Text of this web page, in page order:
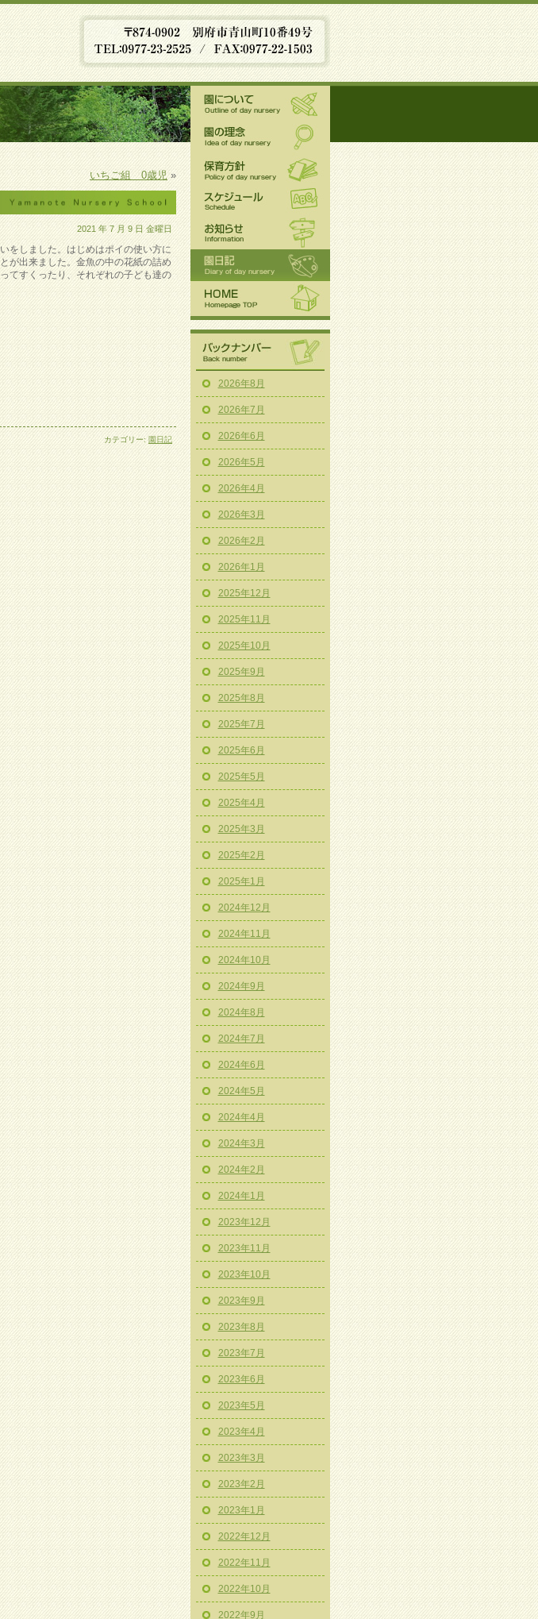
いちご組 0歳児»
2021 年 7 月 9 日 金曜日
をしました。はじめはポイの使い方に
が出来ました。金魚の中の花紙の詰め
てすくったり、それぞれの子ども達の
カテゴリー:園日記
2026年8月
2026年7月
2026年6月
2026年5月
2026年4月
2026年3月
2026年2月
2026年1月
2025年12月
2025年11月
2025年10月
2025年9月
2025年8月
2025年7月
2025年6月
2025年5月
2025年4月
2025年3月
2025年2月
2025年1月
2024年12月
2024年11月
2024年10月
2024年9月
2024年8月
2024年7月
2024年6月
2024年5月
2024年4月
2024年3月
2024年2月
2024年1月
2023年12月
2023年11月
2023年10月
2023年9月
2023年8月
2023年7月
2023年6月
2023年5月
2023年4月
2023年3月
2023年2月
2023年1月
2022年12月
2022年11月
2022年10月
2022年9月